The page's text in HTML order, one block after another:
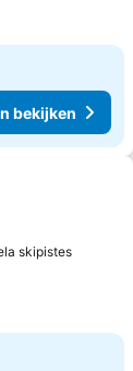
bekijken
skipistesPrijzen